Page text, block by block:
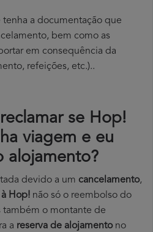
a documentação que
bem como as
em consequência da
refeições, etc.)..
se Hop!
viagem e eu
alojamento?
devido a um cancelamento,
Hop! não só o reembolso do
o montante de
a reserva de alojamentono